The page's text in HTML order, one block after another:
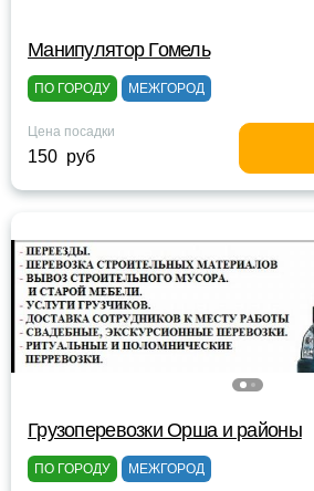
Манипулятор Гомель
ПО ГОРОДУ МЕЖГОРОД
Цена посадки
150 руб
Грузоперевозки Орша и районы
ПО ГОРОДУ МЕЖГОРОД